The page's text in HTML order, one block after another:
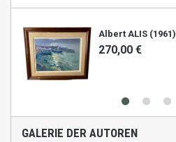
Albert ALIS (1961)
270,00 €
GALERIE DER AUTOREN